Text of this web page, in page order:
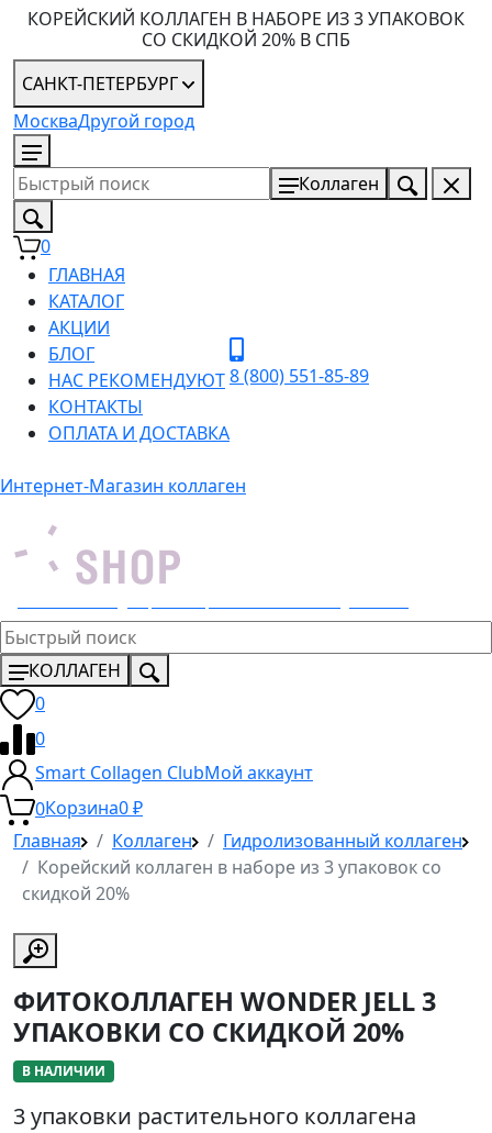
КОРЕЙСКИЙ КОЛЛАГЕН В НАБОРЕ ИЗ 3 УПАКОВОК
СО СКИДКОЙ 20% В СПБ
САНКТ-ПЕТЕРБУРГ
МоскваДругой город
Коллаген
0
ГЛАВНАЯ
КАТАЛОГ
АКЦИИ
БЛОГ
НАС РЕКОМЕНДУЮТ
КОНТАКТЫ
ОПЛАТА И ДОСТАВКА
8 (800) 551-85-89
Интернет-Магазин коллаген
КОЛЛАГЕН
0
0
Smart Collagen ClubМой аккаунт
0Корзина0₽
Главная
Коллаген
Гидролизованный коллаген
Корейский коллаген в наборе из 3 упаковок со
скидкой 20%
ФИТОКОЛЛАГЕН WONDER JELL 3
УПАКОВКИ СО СКИДКОЙ 20%
В НАЛИЧИИ
3 упаковки растительного коллагена